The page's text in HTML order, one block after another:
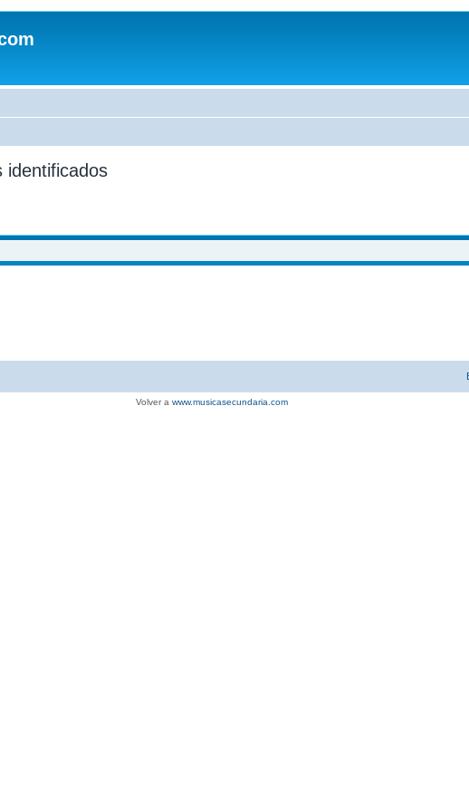
identificados
Volver a www.musicasecundaria.com